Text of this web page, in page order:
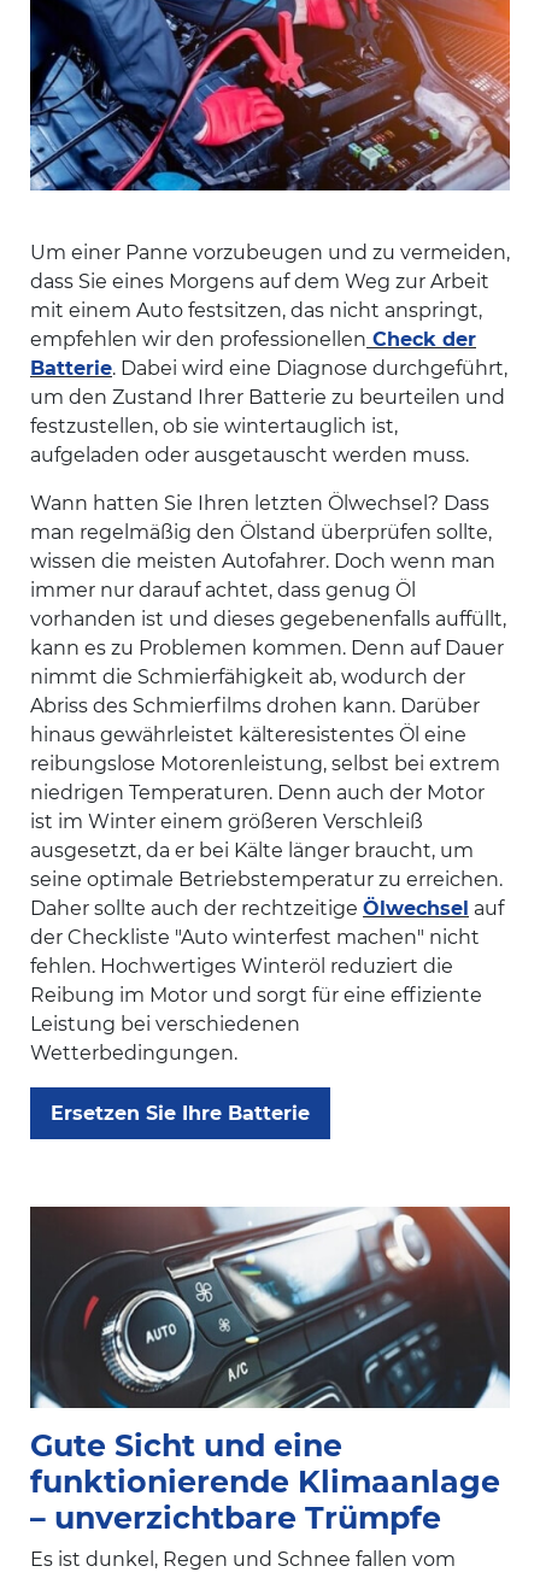
Um einer Panne vorzubeugen und zu vermeiden,
dass Sie eines Morgens auf dem Weg zur Arbeit
mit einem Auto festsitzen, das nicht anspringt,
empfehlen wir den professionellen Check der
Batterie. Dabei wird eine Diagnose durchgeführt,
um den Zustand Ihrer Batterie zu beurteilen und
festzustellen, ob sie wintertauglich ist,
aufgeladen oder ausgetauscht werden muss.
Wann hatten Sie Ihren letzten Ölwechsel? Dass
man regelmäßig den Ölstand überprüfen sollte,
wissen die meisten Autofahrer. Doch wenn man
immer nur darauf achtet, dass genug Öl
vorhanden ist und dieses gegebenenfalls auffüllt,
kann es zu Problemen kommen. Denn auf Dauer
nimmt die Schmierfähigkeit ab, wodurch der
Abriss des Schmierfilms drohen kann. Darüber
hinaus gewährleistet kälteresistentes Öl eine
reibungslose Motorenleistung, selbst bei extrem
niedrigen Temperaturen. Denn auch der Motor
ist im Winter einem größeren Verschleiß
ausgesetzt, da er bei Kälte länger braucht, um
seine optimale Betriebstemperatur zu erreichen.
Daher sollte auch der rechtzeitige Ölwechsel auf
der Checkliste "Auto winterfest machen" nicht
fehlen. Hochwertiges Winteröl reduziert die
Reibung im Motor und sorgt für eine effiziente
Leistung bei verschiedenen
Wetterbedingungen.
Ersetzen Sie Ihre Batterie
Gute Sicht und eine
funktionierende Klimaanlage
– unverzichtbare Trümpfe
Es ist dunkel, Regen und Schnee fallen vom